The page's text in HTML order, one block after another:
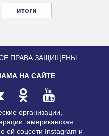
итоги
ПРАВА ЗАЩИЩЕНЫ
НА САЙТЕ
организации,
американская
ей соцсети Instagram и